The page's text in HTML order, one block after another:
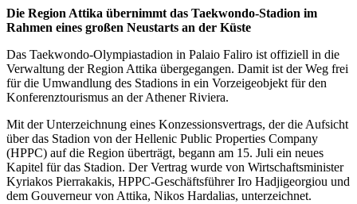
Die Region Attika übernimmt das Taekwondo-Stadion im
Rahmen eines großen Neustarts an der Küste
Das Taekwondo-Olympiastadion in Palaio Faliro ist offiziell in die
Verwaltung der Region Attika übergegangen. Damit ist der Weg frei
für die Umwandlung des Stadions in ein Vorzeigeobjekt für den
Konferenztourismus an der Athener Riviera.
Mit der Unterzeichnung eines Konzessionsvertrags, der die Aufsicht
über das Stadion von der Hellenic Public Properties Company
(HPPC) auf die Region überträgt, begann am 15. Juli ein neues
Kapitel für das Stadion. Der Vertrag wurde von Wirtschaftsminister
Kyriakos Pierrakakis, HPPC-Geschäftsführer Iro Hadjigeorgiou und
dem Gouverneur von Attika, Nikos Hardalias, unterzeichnet.